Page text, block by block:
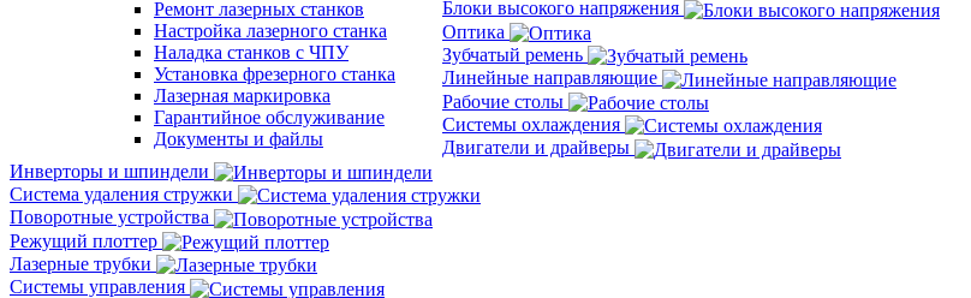
Ремонт лазерных станков
Настройка лазерного станка
Наладка станков с ЧПУ
Установка фрезерного станка
Лазерная маркировка
Гарантийное обслуживание
Документы и файлы
Блоки высокого напряжения
Оптика
Зубчатый ремень
Линейные направляющие
Рабочие столы
Системы охлаждения
Двигатели и драйверы
Инверторы и шпиндели
Система удаления стружки
Поворотные устройства
Режущий плоттер
Лазерные трубки
Системы управления